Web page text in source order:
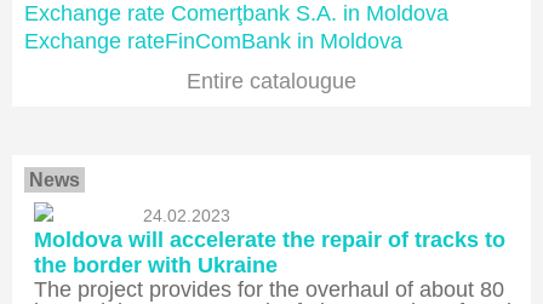
Exchange rate Comerţbank S.A. in Moldova
Exchange rateFinComBank in Moldova
Entire catalougue
News
24.02.2023
Moldova will accelerate the repair of tracks to
the border with Ukraine
The project provides for the overhaul of about 80